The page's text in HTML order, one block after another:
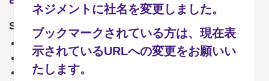
Step.1 ETFとは?
ETFとは?
ETFの特色
ETFの種類
ネジメントに社名を変更しました。
ブックマークされている方は、現在表
示されているURLへの変更をお願いい
たします。